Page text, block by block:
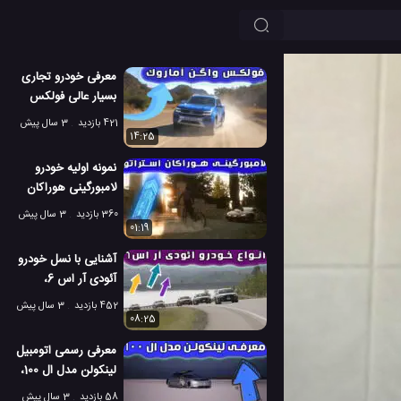
معرفی خودرو تجاری
بسیار عالی فولکس
واگن آماروک
421 بازدید
3 سال پیش
14:25
نمونه اولیه خودرو
لامبورگینی هوراکان
استراتو در جاده
360 بازدید
3 سال پیش
01:19
آشنایی با نسل خودرو
آئودی آر اس 6،
شگفت انگیز ترین؟
452 بازدید
3 سال پیش
08:25
معرفی رسمی اتومبیل
لینکولن مدل ال 100،
یک خودرو لوکس
58 بازدید
3 سال پیش